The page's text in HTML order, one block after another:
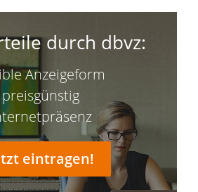
durch dbvz:
Anzeigeform
preisgünstig
eintragen!